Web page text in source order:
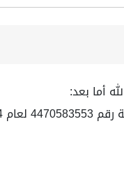
أما بعد:
1444ه